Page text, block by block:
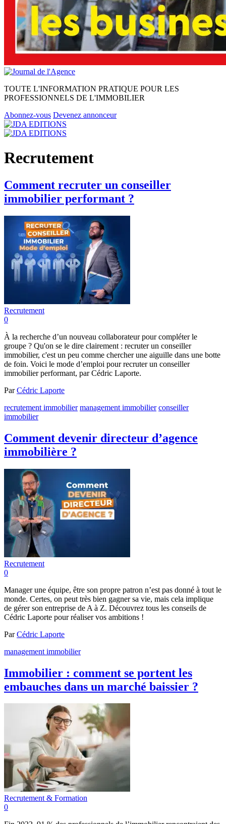
TOUTE L'INFORMATION PRATIQUE POUR LES
PROFESSIONNELS DE L'IMMOBILIER
Abonnez-vous Devenez annonceur
Recrutement
Comment recruter un conseiller
immobilier performant ?
Recrutement
0
À la recherche d’un nouveau collaborateur pour compléter le
groupe ? Qu'on se le dire clairement : recruter un conseiller
immobilier, c'est un peu comme chercher une aiguille dans une botte
de foin. Voici le mode d’emploi pour recruter un conseiller
immobilier performant, par Cédric Laporte.
ParCédric Laporte
recrutement immobilier management immobilier conseiller
immobilier
Comment devenir directeur d’agence
immobilière ?
Recrutement
0
Manager une équipe, être son propre patron n’est pas donné à tout le
monde. Certes, on peut très bien gagner sa vie, mais cela implique
de gérer son entreprise de A à Z. Découvrez tous les conseils de
Cédric Laporte pour réaliser vos ambitions !
ParCédric Laporte
management immobilier
Immobilier : comment se portent les
embauches dans un marché baissier ?
Recrutement & Formation
0